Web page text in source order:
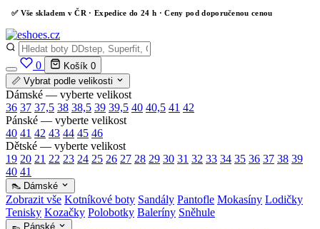
✅ Vše skladem v ČR · Expedice do 24 h · Ceny pod doporučenou cenou
0 Košík 0
📏 Vybrat podle velikosti
Dámské — vyberte velikost
36 37 37,5 38 38,5 39 39,5 40 40,5 41 42
Pánské — vyberte velikost
40 41 42 43 44 45 46
Dětské — vyberte velikost
19 20 21 22 23 24 25 26 27 28 29 30 31 32 33 34 35 36 37 38 39
40 41
👠 Dámské
Zobrazit vše Kotníkové boty Sandály Pantofle Mokasíny Lodičky
Tenisky Kozačky Polobotky Baleríny Sněhule
👞 Pánské